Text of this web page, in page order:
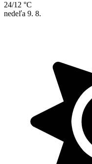
24/12 °C
nedeľa 9. 8.